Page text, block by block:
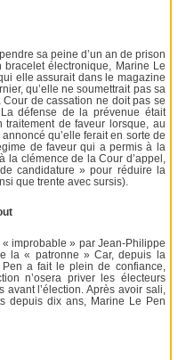
sa peine d’un an de prison
électronique, Marine Le
elle assurait dans le magazine
qu’elle ne soumettrait pas sa
de cassation ne doit pas se
défense de la prévenue était
traitement de faveur lorsque, au
qu’elle ferait en sorte de
de faveur qui a permis à la
la clémence de la Cour d’appel,
candidature » pour réduire la
que trente avec sursis).
improbable » par Jean-Philippe
la « patronne » Car, depuis la
a fait le plein de confiance,
n’osera priver les électeurs
avant l’élection. Après avoir sali,
depuis dix ans, Marine Le Pen